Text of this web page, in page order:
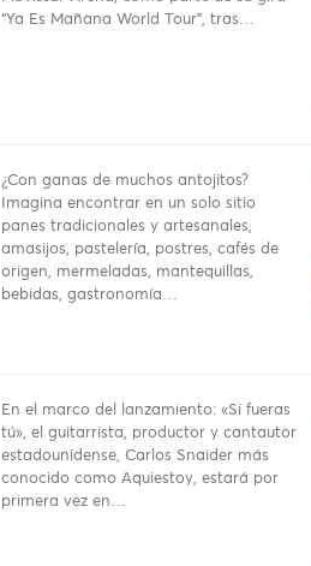
“Ya Es Mañana World Tour”, tras…
¿Con ganas de muchos antojitos?
Imagina encontrar en un solo sitio
panes tradicionales y artesanales,
amasijos, pastelería, postres, cafés de
origen, mermeladas, mantequillas,
bebidas, gastronomía…
En el marco del lanzamiento: «Si fueras
tú», el guitarrista, productor y cantautor
estadounidense, Carlos Snaider más
conocido como Aquiestoy, estará por
primera vez en…